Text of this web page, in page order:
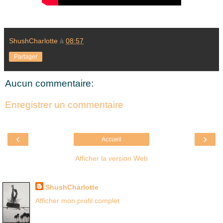
ShushCharlotte à 08:57
Partager
Aucun commentaire:
Enregistrer un commentaire
‹ ›
Accueil
Afficher la version Web
ShushCharlotte
Afficher mon profil complet